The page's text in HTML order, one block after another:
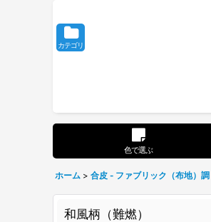
カテゴリ
色で選ぶ
ホーム > 合皮 - ファブリック（布地）調
和風柄（難燃）